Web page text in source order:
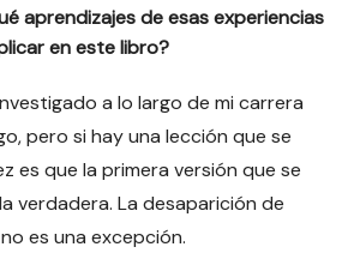
aprendizajes de esas experiencias
en este libro?
a lo largo de mi carrera
pero si hay una lección que se
es que la primera versión que se
verdadera. La desaparición de
es una excepción.